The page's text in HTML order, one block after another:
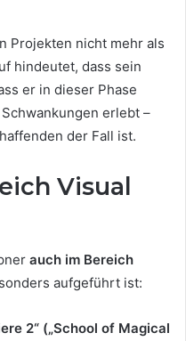
Projekten nicht mehr als
hindeutet, dass sein
er in dieser Phase
erlebt –
der Fall ist.
Visual
auch im Bereich
aufgeführt ist:
2“ („School of Magical